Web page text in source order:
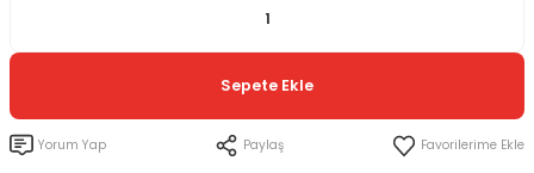
Sepete Ekle
Yorum Yap Paylaş